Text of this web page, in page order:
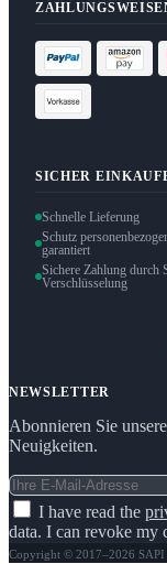
SICHER
Schnelle Lieferung
Schutz
garantiert
Sichere Zahlung durch
Verschlüsselung
NEWSLETTER
Abonnieren Sie
Neuigkeiten.
I have read the
data. I can revoke my
Copyright © 2017–2026 SAPI